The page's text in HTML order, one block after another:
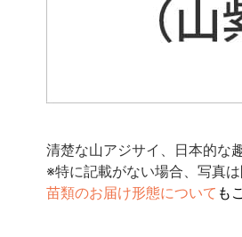
清楚な山アジサイ、日本的な
※特に記載がない場合、写真
苗類のお届け形態について も